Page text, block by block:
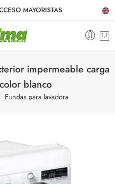
MAYORISTAS
impermeable carga
blanco
Fundas para lavadora